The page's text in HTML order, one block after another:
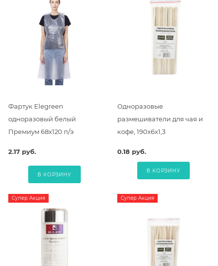
Фартук Elegreen
одноразовый белый
Премиум 68х120 п/э
2.17 руб.
В КОРЗИНУ
Одноразовые
размешиватели для чая и
кофе, 190х6х1,3
0.18 руб.
В КОРЗИНУ
Супер Акция Супер Акция